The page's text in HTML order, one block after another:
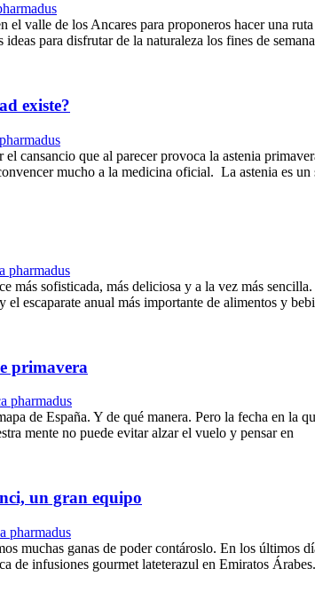
el valle de los Ancares para proponeros hacer una
ideas para disfrutar de la naturaleza los fines de
existe?
cansancio que al parecer provoca la astenia
mucho a la medicina oficial. La astenia es
pharmadus
más sofisticada, más deliciosa y a la vez más
el escaparate anual más importante de alimentos y
primavera
pharmadus
de España. Y de qué manera. Pero la fecha en
mente no puede evitar alzar el vuelo y pensar en
un gran equipo
pharmadus
muchas ganas de poder contároslo. En los
de infusiones gourmet lateterazul en Emiratos